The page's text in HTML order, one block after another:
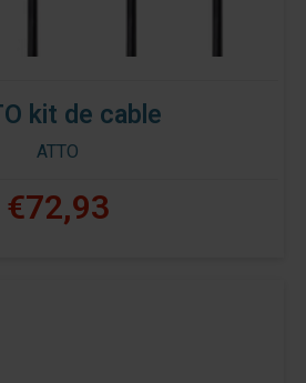
kit de cable
ATTO
€72,93